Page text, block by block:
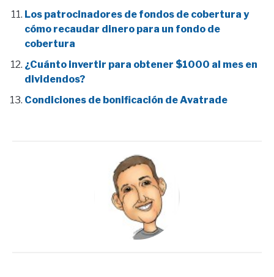
Los patrocinadores de fondos de cobertura y
cómo recaudar dinero para un fondo de
cobertura
¿Cuánto invertir para obtener $1000 al mes en
dividendos?
Condiciones de bonificación de Avatrade